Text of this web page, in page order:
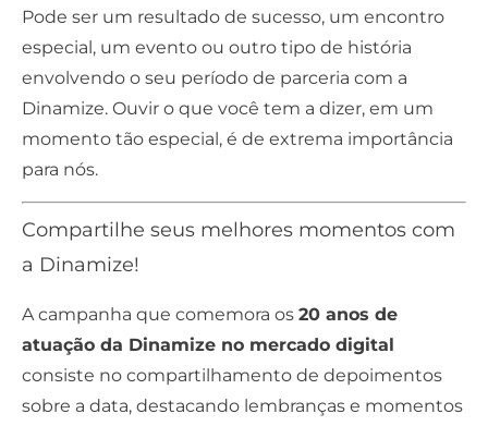
Pode ser um resultado de sucesso, um encontro
especial, um evento ou outro tipo de história
envolvendo o seu período de parceria com a
Dinamize. Ouvir o que você tem a dizer, em um
momento tão especial, é de extrema importância
para nós.
Compartilhe seus melhores momentos com
a Dinamize!
A campanha que comemora os 20 anos de
atuação da Dinamize no mercado digital
consiste no compartilhamento de depoimentos
sobre a data, destacando lembranças e momentos